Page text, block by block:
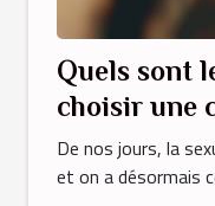
Quels sont
choisir une
plaisirs
De nos jours, la
et on a désormais